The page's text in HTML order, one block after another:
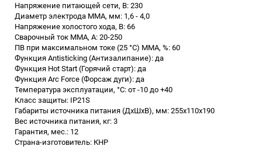
Напряжение питающей сети, В: 230
Диаметр электрода MMA, мм: 1,6 - 4,0
Напряжение холостого хода, В: 66
Сварочный ток MMA, А: 20-250
ПВ при максимальном токе (25 °C) ММА, %: 60
Функция Antisticking (Антизалипание): да
Функция Hot Start (Горячий старт): да
Функция Arc Force (Форсаж дуги): да
Температура эксплуатации, °C: от -10 до +40
Класс защиты: IP21S
Габариты источника питания (ДхШхВ), мм: 255х110х190
Вес источника питания, кг: 3
Гарантия, мес.: 12
Страна-изготовитель: КНР